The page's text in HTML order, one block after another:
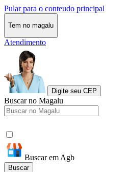
Pular para o conteudo principal
Tem no magalu
Atendimento
Digite seu CEP
Buscar no Magalu
Buscar em Agb
Buscar